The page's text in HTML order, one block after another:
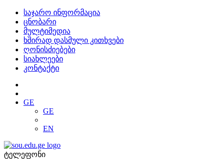
საჯარო ინფორმაცია
ცნობარი
მულტიმედია
ხშირად დასმული კითხვები
ღონისძიებები
სიახლეები
კონტაქტი
GE
GE
EN
ტელეფონი